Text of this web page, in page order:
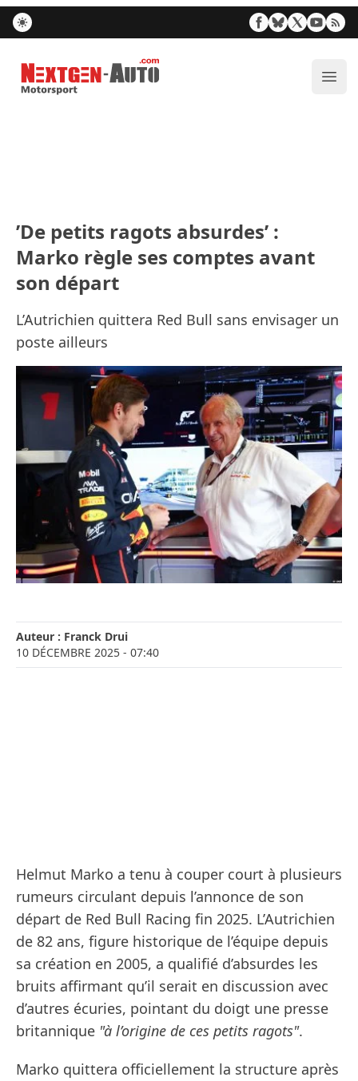
Nextgen-Auto.com
’De petits ragots absurdes’ :
Marko règle ses comptes avant
son départ
L’Autrichien quittera Red Bull sans envisager un
poste ailleurs
Auteur : Franck Drui
10 DÉCEMBRE 2025 - 07:40
Helmut Marko a tenu à couper court à plusieurs
rumeurs circulant depuis l’annonce de son
départ de Red Bull Racing fin 2025. L’Autrichien
de 82 ans, figure historique de l’équipe depuis
sa création en 2005, a qualifié d’absurdes les
bruits affirmant qu’il serait en discussion avec
d’autres écuries, pointant du doigt une presse
britannique "à l’origine de ces petits ragots".
Marko quittera officiellement la structure après